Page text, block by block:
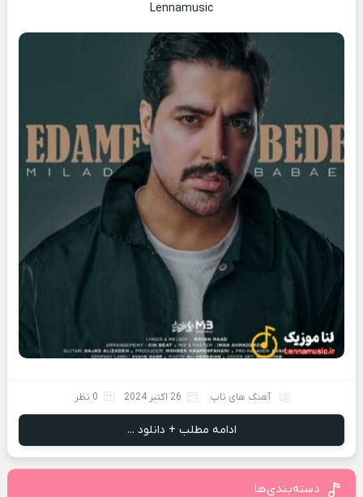
Lennamusic
آهنگ های تاپ 26 اکتبر 2024 0 نظر
ادامه مطلب + دانلود ...
دسته‌بندی‌ها